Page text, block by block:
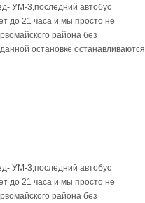
УМ-3,последний автобус
до 21 часа и мы просто не
района без
остановке останавливаются
УМ-3,последний автобус
до 21 часа и мы просто не
района без